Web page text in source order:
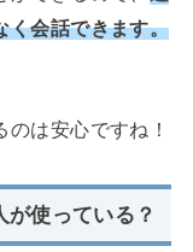
く会話できます。
は安心ですね！
が使っている？